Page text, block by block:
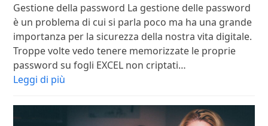
Gestione della password La gestione delle password
è un problema di cui si parla poco ma ha una grande
importanza per la sicurezza della nostra vita digitale.
Troppe volte vedo tenere memorizzate le proprie
password su fogli EXCEL non criptati…
Leggi di più